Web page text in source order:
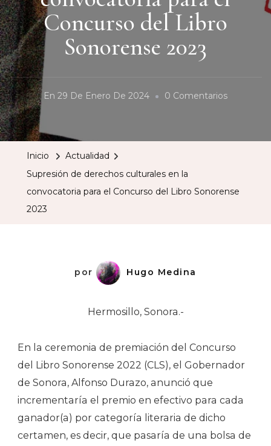
Concurso del Libro
Sonorense 2023
En 29 De Enero De 2024 0 ComentariosEn
Inicio
Actualidad
Supresión de derechos culturales en la
convocatoria para el Concurso del Libro Sonorense
2023
por Hugo Medina
Hermosillo, Sonora.-
En la ceremonia de premiación del Concurso
del Libro Sonorense 2022 (CLS), el Gobernador
de Sonora, Alfonso Durazo, anunció que
incrementaría el premio en efectivo para cada
ganador(a) por categoría literaria de dicho
certamen, es decir, que pasaría de una bolsa de